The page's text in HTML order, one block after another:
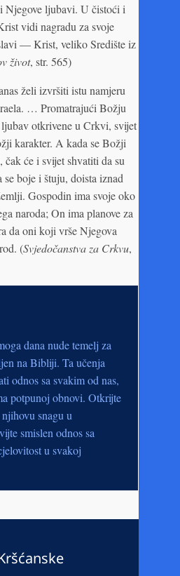
Njegove ljubavi. U čistoći i
vidi nagradu za svoje
— Krist, veliko Središte iz
život, str. 565)
želi izvršiti istu namjeru
… Promatrajući Božju
otkrivene u Crkvi, svijet
karakter. A kada se Božji
će i svijet shvatiti da su
boje i štuju, doista iznad
Gospodin ima svoje oko
naroda; On ima planove za
da oni koji vrše Njegova
(Svjedočanstva za Crkvu,
dana nude temelj za
na Bibliji. Ta učenja
odnos sa svakim od nas,
potpunoj obnovi. Otkrijte
snagu u
smislen odnos sa
u svakoj